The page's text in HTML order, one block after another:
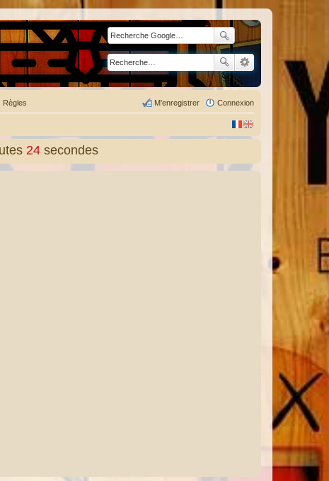
Règles Connexion
M’enregistrer
25 secondes